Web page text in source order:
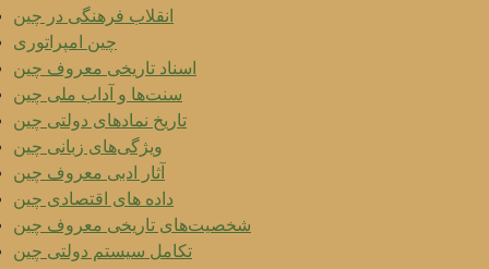
انقلاب فرهنگی در چین
چین امپراتوری
اسناد تاریخی معروف چین
سنت‌ها و آداب ملی چین
تاریخ نمادهای دولتی چین
ویژگی‌های زبانی چین
آثار ادبی معروف چین
داده های اقتصادی چین
شخصیت‌های تاریخی معروف چین
تکامل سیستم دولتی چین